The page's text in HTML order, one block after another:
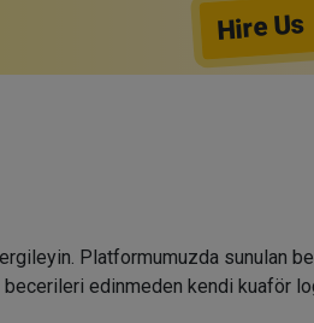
Hire Us
Platformumuzda sunulan
edinmeden kendi kuaför